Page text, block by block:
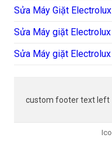
Sửa Máy Giặt
Sửa Máy giặt
Sửa Máy giặt
custom footer text left